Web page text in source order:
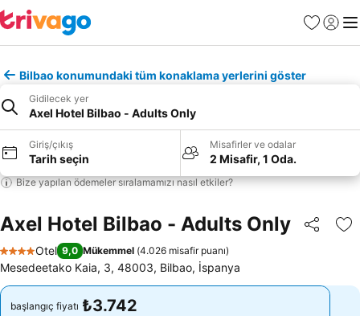
Favoriler
Giriş
Bilbao konumundaki tüm konaklama yerlerini göster
Gidilecek yer
Axel Hotel Bilbao - Adults Only
Giriş/çıkış
Tarih seçin
Misafirler ve odalar
2 Misafir, 1 Oda.
Bize yapılan ödemeler sıralamamızı nasıl etkiler?
Axel Hotel Bilbao - Adults Only Paylaş
4 Yıldız
Otel 9,0 Mükemmel (4.026 misafir puanı)
Mesedeetako Kaia, 3, 48003, Bilbao, İspanya
başlangıç fiyatı ₺3.742
başlangıç fiyatı ₺3.742